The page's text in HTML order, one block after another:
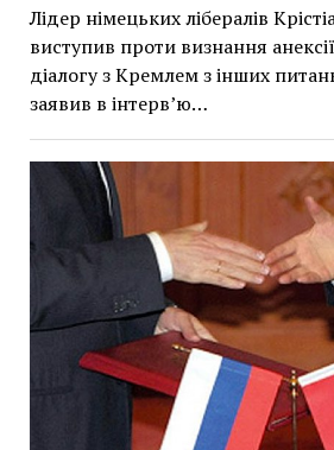
Лідер німецьких лібералів
виступив проти визнання
діалогу з Кремлем з інших
заявив в інтерв’ю…